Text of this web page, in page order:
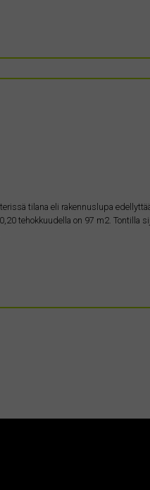
tilana eli rakennuslupa
tehokkuudella on 97 m2. Tontilla